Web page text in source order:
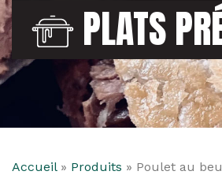
PLATS
Accueil» Produits » Poulet au